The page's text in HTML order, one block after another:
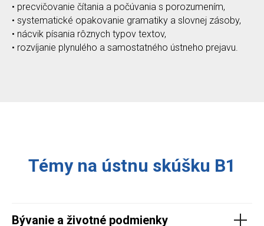
• precvičovanie čítania a počúvania s porozumením,
• systematické opakovanie gramatiky a slovnej zásoby,
• nácvik písania rôznych typov textov,
• rozvíjanie plynulého a samostatného ústneho prejavu.
Témy na ústnu skúšku B1
Bývanie a životné podmienky